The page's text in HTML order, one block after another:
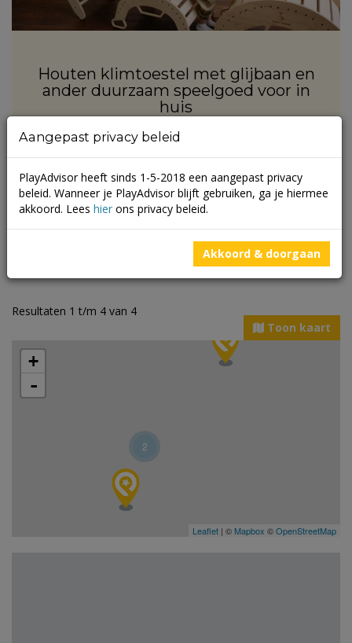
Houten klimtoestel met glijbaan en
ander duurzaam speelgoed voor in
huis
Resultaten 1 t/m 4 van 4
Toon kaart
2
+
-
Leaflet | © Mapbox ©OpenStreetMap
Aangepast privacy beleid
PlayAdvisor heeft sinds 1-5-2018 een aangepast privacy
beleid. Wanneer je PlayAdvisor blijft gebruiken, ga je hiermee
akkoord. Lees hier ons privacy beleid.
Akkoord & doorgaan